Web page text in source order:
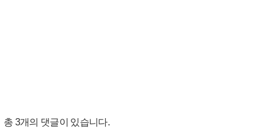
총 3개의 댓글이 있습니다.